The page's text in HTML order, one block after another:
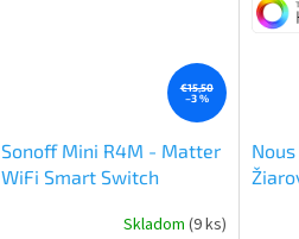
€15,50
–3 %
Sonoff Mini R4M - Matter
WiFi Smart Switch
Skladom (9 ks)